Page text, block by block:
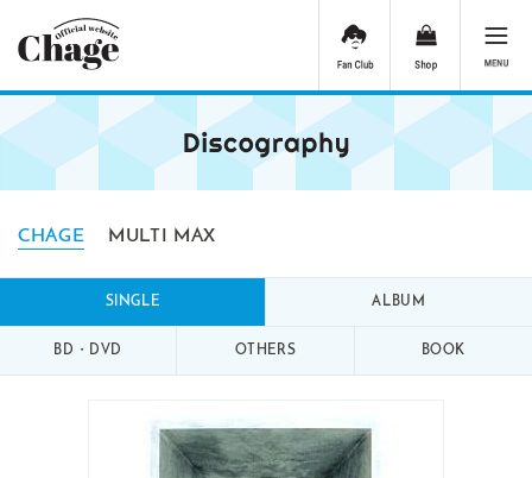
CHAGE MULTI MAX
SINGLE ALBUM
BD・DVD OTHERS BOOK